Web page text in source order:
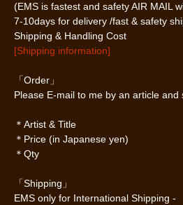
(EMS is fastest and safety AIR MAIL
7-10days for delivery /fast & safety
Shipping & Handling Cost
[Shipping information]
「Order」
Please E-mail to me by an article
＊Artist & Title
＊Price (in Japanese yen)
＊Qty
「Shipping」
EMS only for International Shipping -